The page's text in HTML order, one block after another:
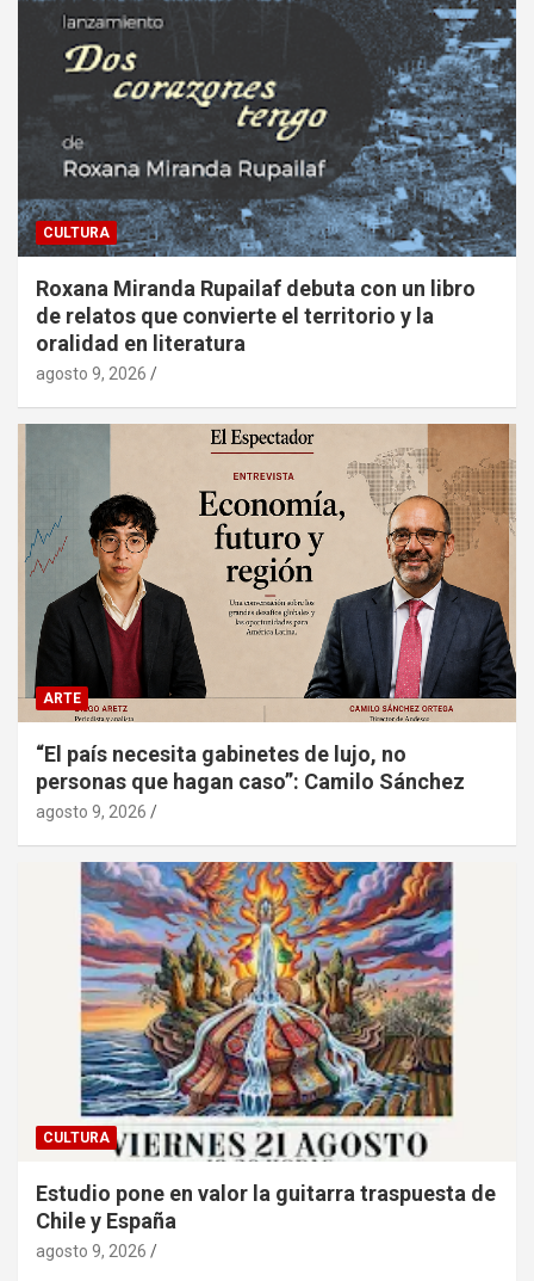
CULTURA
Roxana Miranda Rupailaf debuta con un libro
de relatos que convierte el territorio y la
oralidad en literatura
agosto 9, 2026
ARTE
“El país necesita gabinetes de lujo, no
personas que hagan caso”: Camilo Sánchez
agosto 9, 2026
CULTURA
Estudio pone en valor la guitarra traspuesta de
Chile y España
agosto 9, 2026